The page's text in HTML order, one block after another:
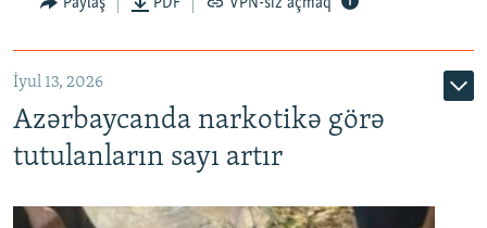
İyul 13, 2026
Azərbaycanda narkotikə görə
tutulanların sayı artır